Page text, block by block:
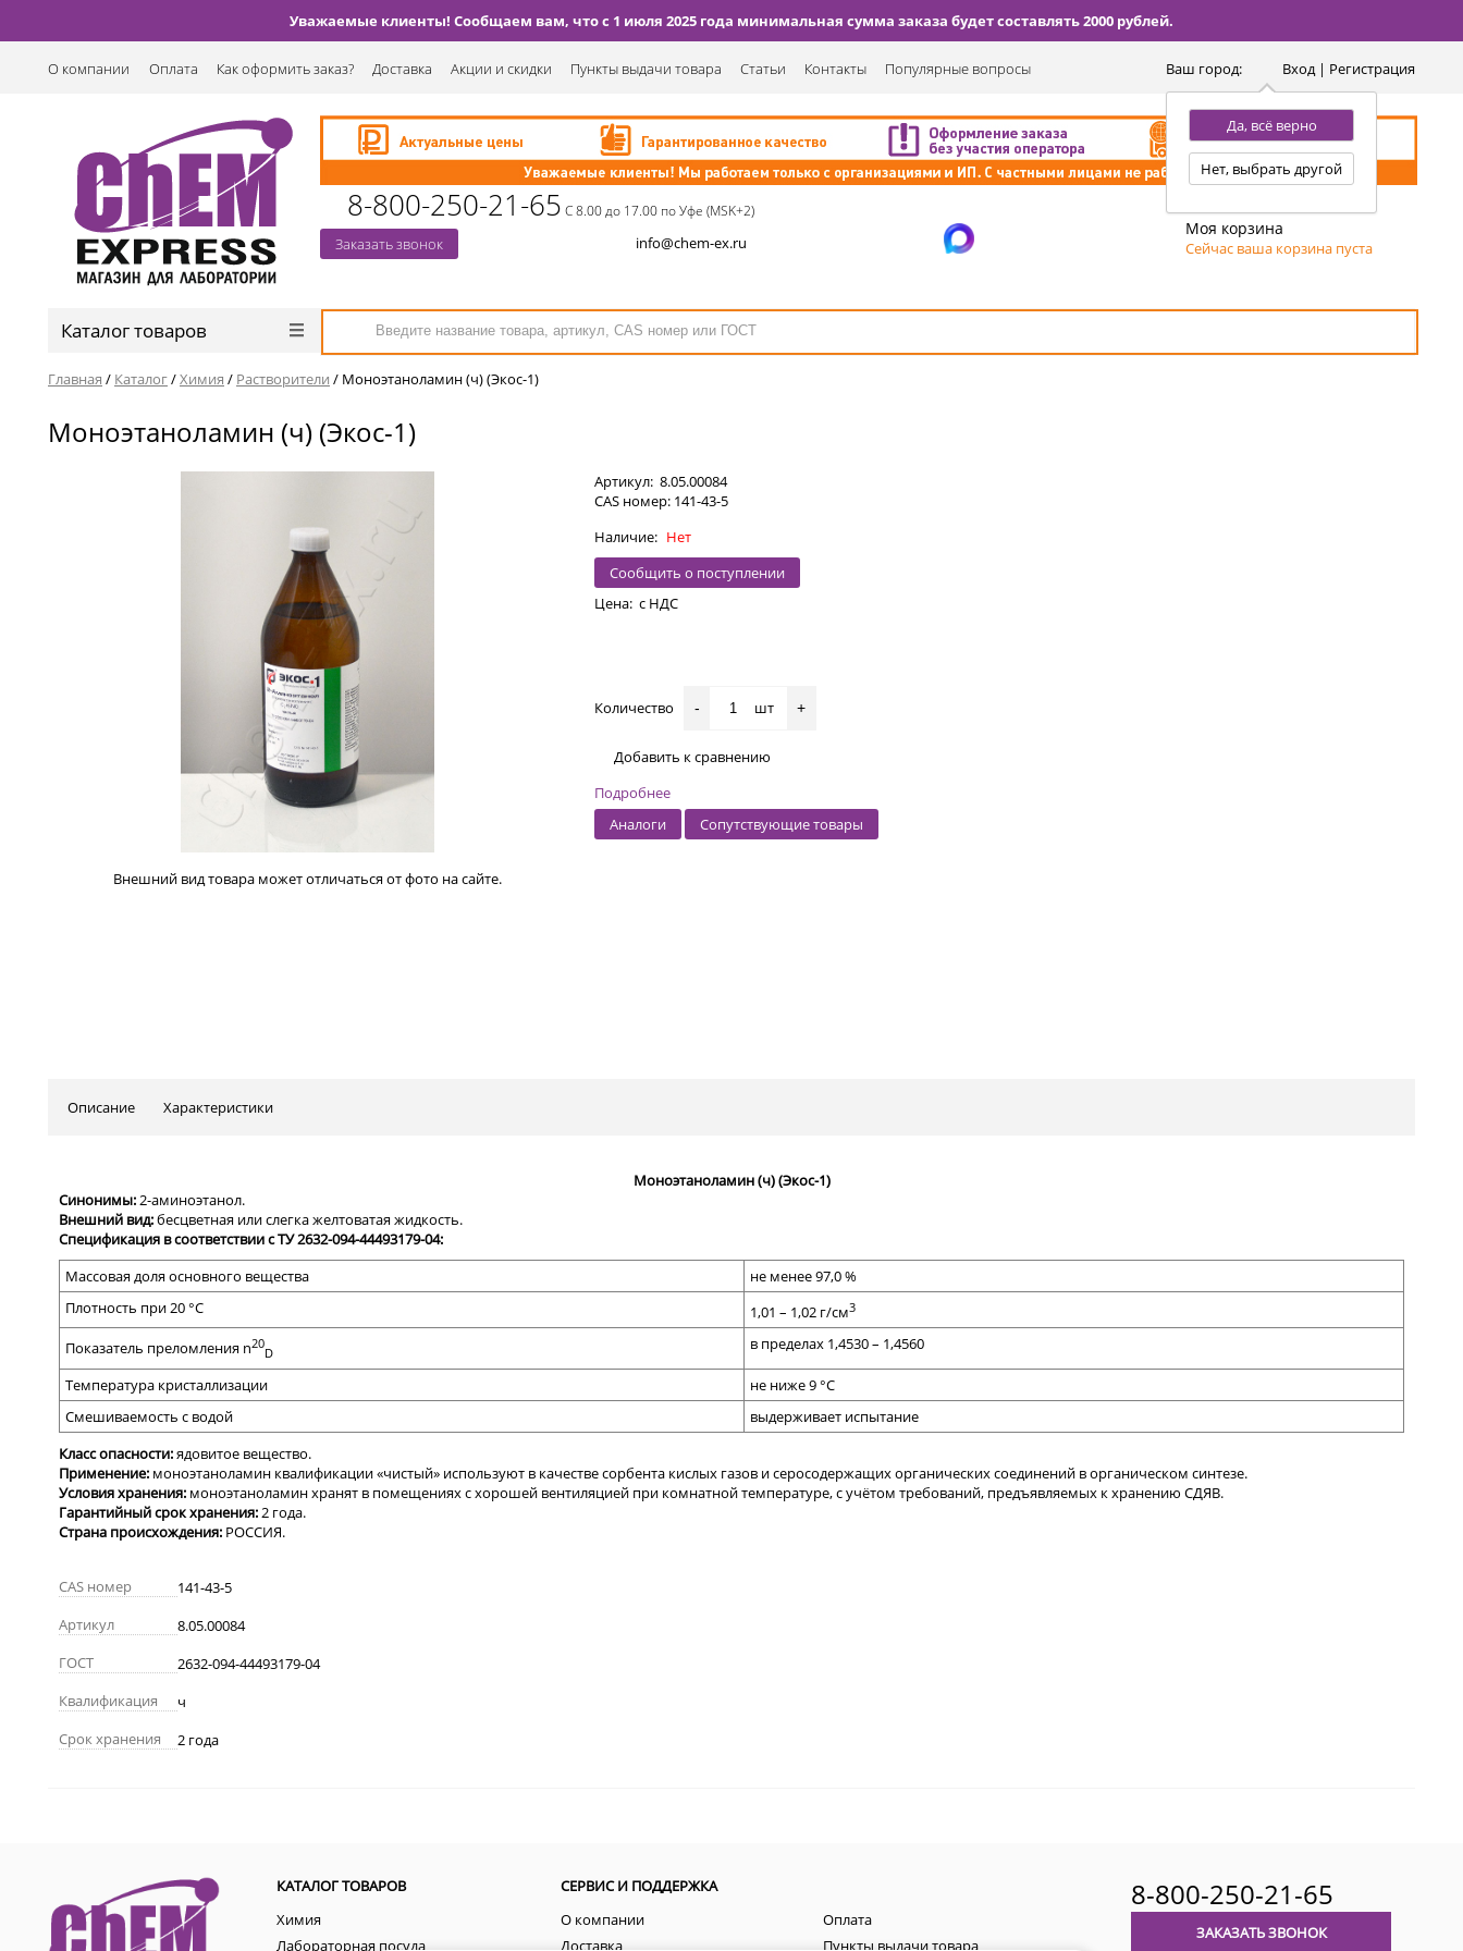
Уважаемые клиенты! Сообщаем вам, что с 1 июля 2025 года минимальная сумма заказа будет составлять 2000 рублей.
Ваш город:
Да, всё верно
Нет, выбрать другой
Вход | Регистрация
О компании Оплата Как оформить заказ? Доставка Акции и скидки Пункты выдачи товара Статьи Контакты Популярные вопросы
8-800-250-21-65 С 8.00 до 17.00 по Уфе (MSK+2)
Заказать звонок info@chem-ex.ru
Моя корзина
Сейчас ваша корзина пуста
Каталог товаров
Главная / Каталог/Химия / Растворители / Моноэтаноламин (ч) (Экос-1)
Моноэтаноламин (ч) (Экос-1)
Внешний вид товара может отличаться от фото на сайте.
Артикул:8.05.00084
CAS номер: 141-43-5
Наличие: Нет
Сообщить о поступлении
Цена: с НДС
Количество - шт +
Добавить к сравнению
Подробнее
Аналоги
Сопутствующие товары
Описание Характеристики
Моноэтаноламин (ч) (Экос-1)
Синонимы: 2-аминоэтанол.
Внешний вид:бесцветная или слегка желтоватая жидкость.
Спецификация в соответствии с ТУ2632-094-44493179-04:
Массовая доляосновного вещества
не менее 97,0 %
Плотность при 20 °С
1,01 – 1,02 г/см3
Показатель преломления n20
D в пределах 1,4530 – 1,4560
Температура кристаллизации
не ниже 9 °С
Смешиваемость с водой
выдерживает испытание
Класс опасности:ядовитое вещество.
Применение: моноэтаноламин квалификации «чистый» используют в качествесорбента кислых газов и серосодержащих органических соединений в органическом синтезе.
Условия хранения: моноэтаноламин хранят в помещениях с хорошей вентиляцией при комнатной температуре, с учётом требований, предъявляемых к хранению СДЯВ.
Гарантийный срок хранения: 2 года.
Страна происхождения: РОССИЯ.
CAS номер
141-43-5
Артикул
8.05.00084
ГОСТ
2632-094-44493179-04
Квалификация
ч
Срок хранения
2 года
КАТАЛОГ ТОВАРОВ
Химия
Лабораторная посуда
СЕРВИС И ПОДДЕРЖКА
О компании
Оплата
Доставка
Пункты выдачи товара
8-800-250-21-65
ЗАКАЗАТЬ ЗВОНОК